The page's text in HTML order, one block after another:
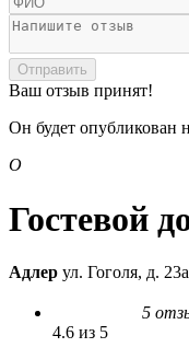
Отправить
Ваш отзыв принят!
Он будет опубликован
О
Гостевой
Адлер ул. Гоголя, д. 23а
5
4.6 из 5